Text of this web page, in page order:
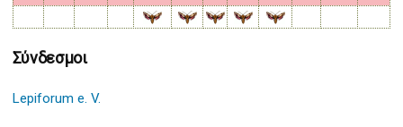
Σύνδεσμοι
Lepiforum e. V.